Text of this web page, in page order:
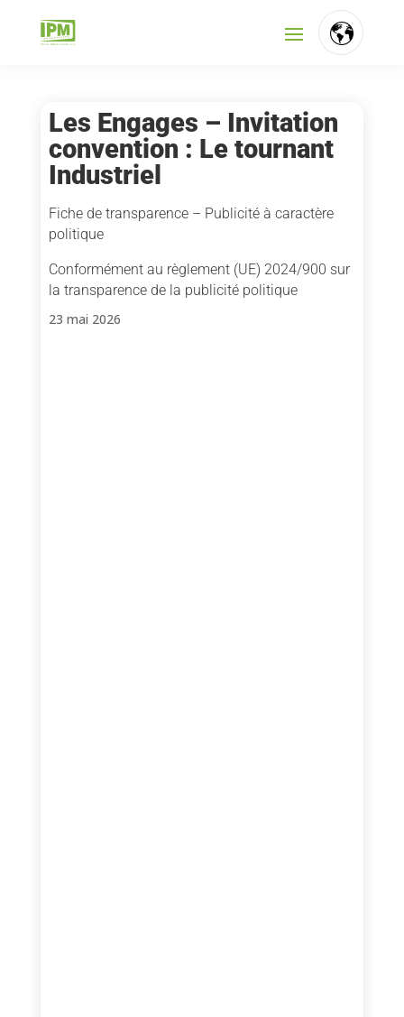
Les Engages – Invitation
convention : Le tournant
Industriel
Fiche de transparence – Publicité à caractère
politique
Conformément au règlement (UE) 2024/900 sur
la transparence de la publicité politique
23 mai 2026